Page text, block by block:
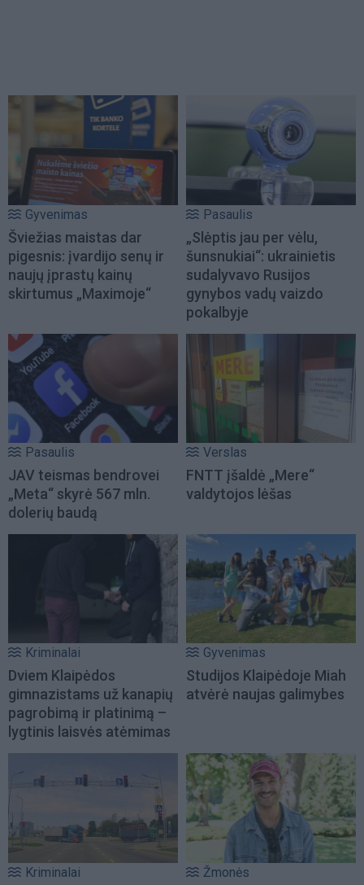
Gyvenimas
Šviežias maistas dar
pigesnis: įvardijo senų ir
naujų įprastų kainų
skirtumus „Maximoje“
Pasaulis
„Slėptis jau per vėlu,
šunsnukiai“: ukrainietis
sudalyvavo Rusijos
gynybos vadų vaizdo
pokalbyje
Pasaulis
JAV teismas bendrovei
„Meta“ skyrė 567 mln.
dolerių baudą
Verslas
FNTT įšaldė „Mere“
valdytojos lėšas
Kriminalai
Dviem Klaipėdos
gimnazistams už kanapių
pagrobimą ir platinimą –
lygtinis laisvės atėmimas
Gyvenimas
Studijos Klaipėdoje Miah
atvėrė naujas galimybes
Kriminalai Žmonės